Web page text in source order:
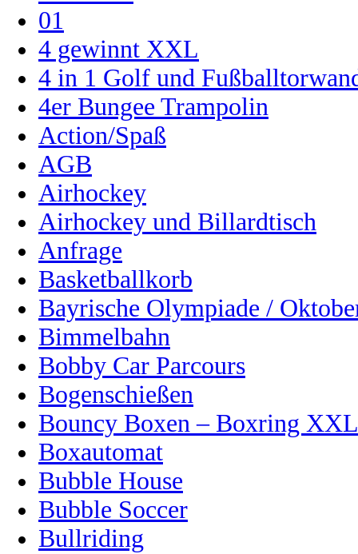
01
4 gewinnt XXL
4 in 1 Golf und
4er Bungee Trampolin
Action/Spaß
AGB
Airhockey
Airhockey und Billardtisch
Anfrage
Basketballkorb
Bayrische Olympiade /
Bimmelbahn
Bobby Car Parcours
Bogenschießen
Bouncy Boxen – Boxring XXL
Boxautomat
Bubble House
Bubble Soccer
Bullriding